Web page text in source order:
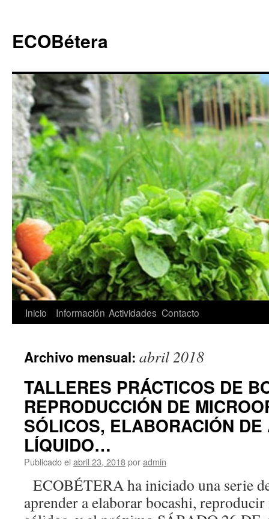
ECOBétera
Saltar
contenido
Inicio Información Actividades Contacto
Archivo mensual: abril 2018
TALLERES PRÁCTICOS DE
REPRODUCCIÓN DE
SÓLICOS, ELABORACIÓN DE
LÍQUIDO…
Publicado el abril 23, 2018poradmin
ECOBÉTERA ha iniciado una serie
aprender a elaborar bocashi,